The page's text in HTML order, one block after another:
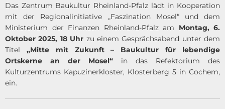
Das Zentrum Baukultur Rheinland-Pfalz lädt in Kooperation
mit der Regionalinitiative „Faszination Mosel“ und dem
Ministerium der Finanzen Rheinland-Pfalz am Montag, 6.
Oktober 2025, 18 Uhr zu einem Gesprächsabend unter dem
Titel „Mitte mit Zukunft – Baukultur für lebendige
Ortskerne an der Mosel“ in das Refektorium des
Kulturzentrums Kapuzinerkloster, Klosterberg 5 in Cochem,
ein.